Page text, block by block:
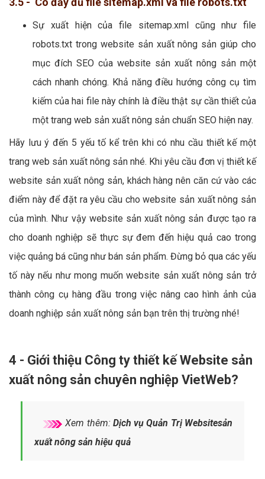
Sự xuất hiện của file sitemap.xml cũng như file
robots.txt trong website sản xuất nông sản giúp cho
mục đích SEO của website sản xuất nông sản một
cách nhanh chóng. Khả năng điều hướng công cụ tìm
kiếm của hai file này chính là điều thật sự cần thiết của
một trang web sản xuất nông sản chuẩn SEO hiện nay.
Hãy lưu ý đến 5 yếu tố kể trên khi có nhu cầu thiết kế một
trang web sản xuất nông sản nhé. Khi yêu cầu đơn vị thiết kế
website sản xuất nông sản, khách hàng nên căn cứ vào các
điểm này để đặt ra yêu cầu cho website sản xuất nông sản
của mình. Như vậy website sản xuất nông sản được tạo ra
cho doanh nghiệp sẽ thực sự đem đến hiệu quả cao trong
việc quảng bá cũng như bán sản phẩm. Đừng bỏ qua các yếu
tố này nếu như mong muốn website sản xuất nông sản trở
thành công cụ hàng đầu trong việc nâng cao hình ảnh của
doanh nghiệp sản xuất nông sản bạn trên thị trường nhé!
4 - Giới thiệu Công ty thiết kế Website sản
xuất nông sản chuyên nghiệp VietWeb?
Xem thêm: Dịch vụ Quản Trị Websitesản
xuất nông sản hiệu quả